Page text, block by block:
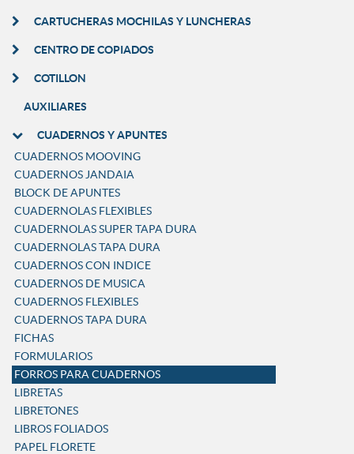
CARTUCHERAS MOCHILAS Y LUNCHERAS
CENTRO DE COPIADOS
COTILLON
AUXILIARES
CUADERNOS Y APUNTES
CUADERNOS MOOVING
CUADERNOS JANDAIA
BLOCK DE APUNTES
CUADERNOLAS FLEXIBLES
CUADERNOLAS SUPER TAPA DURA
CUADERNOLAS TAPA DURA
CUADERNOS CON INDICE
CUADERNOS DE MUSICA
CUADERNOS FLEXIBLES
CUADERNOS TAPA DURA
FICHAS
FORMULARIOS
FORROS PARA CUADERNOS
LIBRETAS
LIBRETONES
LIBROS FOLIADOS
PAPEL FLORETE